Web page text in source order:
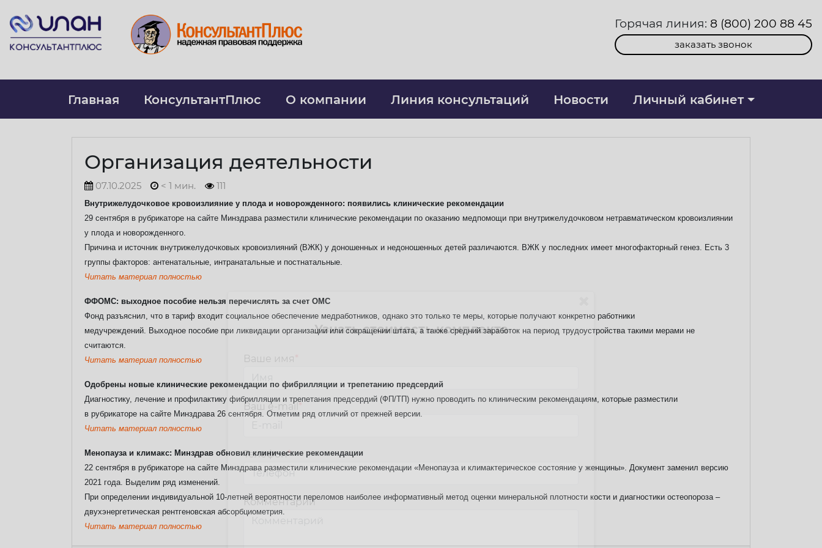
Горячая линия: 8 (800) 200 88 45
заказать звонок
Главная КонсультантПлюс О компании Линия консультаций Новости Личный кабинет
Организация деятельности
07.10.2025 < 1 мин. 111
Внутрижелудочковое кровоизлияние у плода и новорожденного: появились клинические рекомендации
29 сентября в рубрикаторе на сайте Минздрава разместили клинические рекомендации по оказанию медпомощи при внутрижелудочковом нетравматическом кровоизлиянии
у плода и новорожденного.
Причина и источник внутрижелудочковых кровоизлияний (ВЖК) у доношенных и недоношенных детей различаются. ВЖК у последних имеет многофакторный генез. Есть 3
группы факторов: антенатальные, интранатальные и постнатальные.
Читать материал полностью
ФФОМС: выходное пособие нельзя перечислять за счет ОМС
Фонд разъяснил, что в тариф входит социальное обеспечение медработников, однако это только те меры, которые получают конкретно работники
медучреждений. Выходное пособие при ликвидации организации или сокращении штата, а также средний заработок на период трудоустройства такими мерами не
считаются.
Читать материал полностью
Одобрены новые клинические рекомендации по фибрилляции и трепетанию предсердий
Диагностику, лечение и профилактику фибрилляции и трепетания предсердий (ФП/ТП) нужно проводить по клиническим рекомендациям, которые разместили
в рубрикаторе на сайте Минздрава 26 сентября. Отметим ряд отличий от прежней версии.
Читать материал полностью
Менопауза и климакс: Минздрав обновил клинические рекомендации
22 сентября в рубрикаторе на сайте Минздрава разместили клинические рекомендации «Менопауза и климактерическое состояние у женщины». Документ заменил версию
2021 года. Выделим ряд изменений.
При определении индивидуальной 10-летней вероятности переломов наиболее информативный метод оценки минеральной плотности кости и диагностики остеопороза –
двухэнергетическая рентгеновская абсорбциометрия.
Читать материал полностью
Узнать стоимость комплекта
Ваше имя
Ваш e-mail
Телефон*
Комментарий